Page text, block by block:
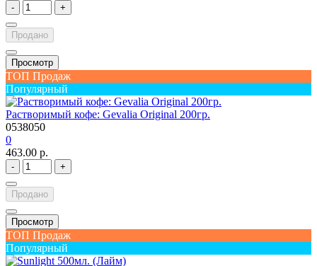
- +
Продано
Просмотр
ТОП Продаж
Популярный
Растворимый кофе: Gevalia Original 200гр.
0538050
0
463.00 р.
- +
Продано
Просмотр
ТОП Продаж
Популярный